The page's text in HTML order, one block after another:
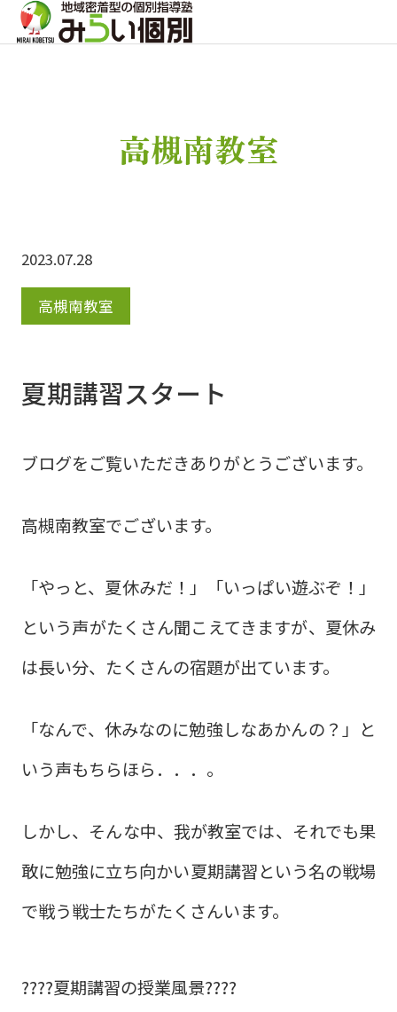
高槻南教室
2023.07.28
高槻南教室
夏期講習スタート
ブログをご覧いただきありがとうございます。
高槻南教室でございます。
「やっと、夏休みだ！」「いっぱい遊ぶぞ！」
という声がたくさん聞こえてきますが、夏休み
は長い分、たくさんの宿題が出ています。
「なんで、休みなのに勉強しなあかんの？」と
いう声もちらほら．．．。
しかし、そんな中、我が教室では、それでも果
敢に勉強に立ち向かい夏期講習という名の戦場
で戦う戦士たちがたくさんいます。
????夏期講習の授業風景????